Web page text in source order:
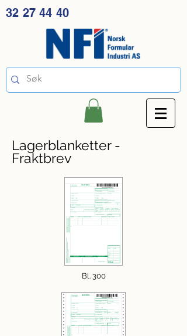
32 27 44 40
Lagerblanketter -
Fraktbrev
Bl. 300